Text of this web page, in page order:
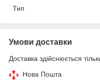
Тип
Умови доставки
Доставка здійснюється
Нова Пошта